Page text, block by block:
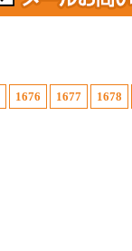
1676 1677 1678